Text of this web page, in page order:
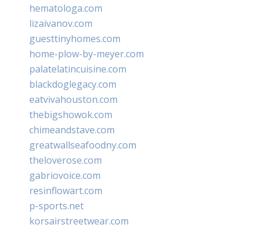
hematologa.com
lizaivanov.com
guesttinyhomes.com
home-plow-by-meyer.com
palatelatincuisine.com
blackdoglegacy.com
eatvivahouston.com
thebigshowok.com
chimeandstave.com
greatwallseafoodny.com
theloverose.com
gabriovoice.com
resinflowart.com
p-sports.net
korsairstreetwear.com